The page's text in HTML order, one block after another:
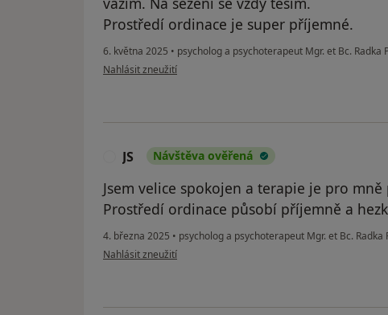
Prostředí ordinace je super příjemné.
6. května 2025 • psycholog a psychoterapeut Mgr. et Bc. Radka
podle názoru uživatele PE
Nahlásit zneužití
JS Návštěva ověřená
Jsem velice spokojen a terapie je pro
Prostředí ordinace působí příjemně a
4. března 2025 • psycholog a psychoterapeut Mgr. et Bc. Radka
podle názoru uživatele JS
Nahlásit zneužití